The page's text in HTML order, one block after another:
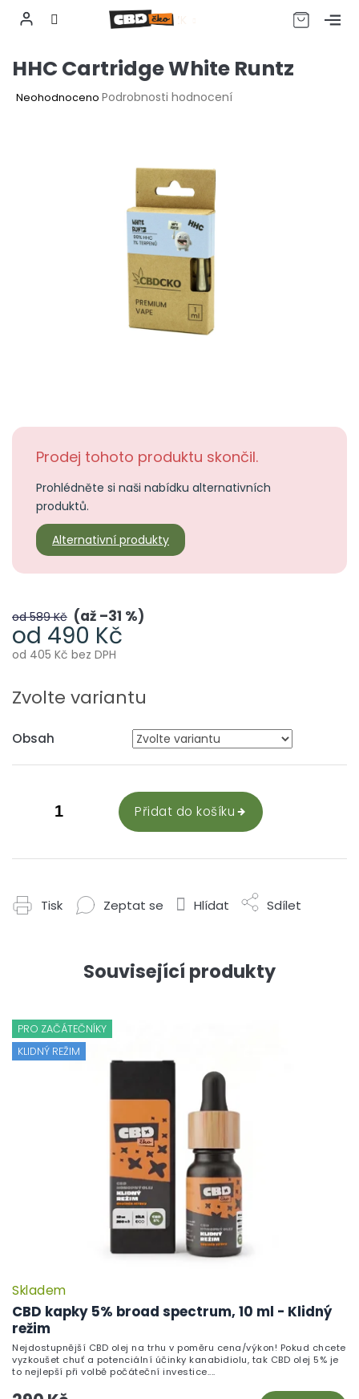
CZK
HHC Cartridge White Runtz
Průměrné
Neohodnoceno Podrobnosti hodnocení
od 589 Kč až –31 %
od 490 Kč
od 405 Kč bez DPH
cena:
Zvolte variantu
Obsah
Přidat do košíku
Prodej tohoto produktu skončil.
Prohlédněte si naši nabídku alternativních
produktů.
Alternativní produkty
Tisk Zeptat se Hlídat Sdílet
Související produkty
PRO ZAČÁTEČNÍKY
KLIDNÝ REŽIM
CBD kapky 5% broad spectrum, 10 ml - Klidný
režim
Skladem
Nejdostupnější CBD olej na trhu v poměru cena/výkon! Pokud chcete
vyzkoušet chuť a potenciální účinky kanabidiolu, tak CBD olej 5% je
to nejlepší při volbě počáteční investice....